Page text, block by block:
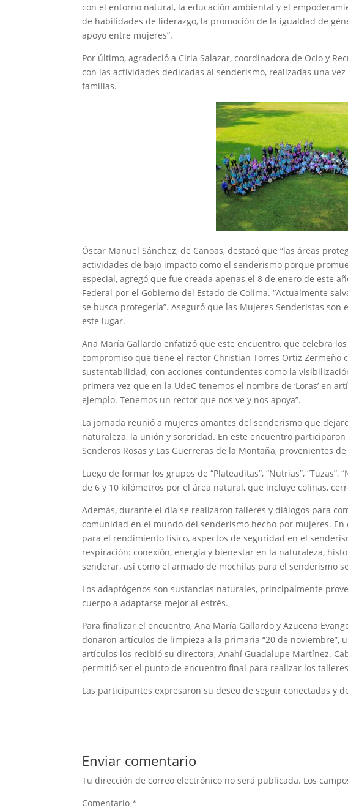
con el entorno natural, la educación ambiental y el
de habilidades de liderazgo, la promoción de la igualdad de
apoyo entre mujeres”.
Por último, agradeció a Ciria Salazar, coordinadora de Ocio y
con las actividades dedicadas al senderismo, realizadas una
familias.
Óscar Manuel Sánchez, de Canoas, destacó que “las áreas
actividades de bajo impacto como el senderismo porque
especial, agregó que fue creada apenas el 8 de enero de este
Federal por el Gobierno del Estado de Colima. “Actualmente
se busca protegerla”. Aseguró que las Mujeres Senderistas
este lugar.
Ana María Gallardo enfatizó que este encuentro, que celebra
compromiso que tiene el rector Christian Torres Ortiz Zermeño
sustentabilidad, con acciones contundentes como la
primera vez que en la UdeC tenemos el nombre de ‘Loras’ en
ejemplo. Tenemos un rector que nos ve y nos apoya”.
La jornada reunió a mujeres amantes del senderismo que
naturaleza, la unión y sororidad. En este encuentro
Senderos Rosas y Las Guerreras de la Montaña, provenientes
Luego de formar los grupos de “Plateaditas”, “Nutrias”, “Tuzas”,
de 6 y 10 kilómetros por el área natural, que incluye colinas,
Además, durante el día se realizaron talleres y diálogos para
comunidad en el mundo del senderismo hecho por mujeres.
para el rendimiento físico, aspectos de seguridad en el
respiración: conexión, energía y bienestar en la naturaleza,
senderar, así como el armado de mochilas para el senderismo
Los adaptógenos son sustancias naturales, principalmente
cuerpo a adaptarse mejor al estrés.
Para finalizar el encuentro, Ana María Gallardo y Azucena
donaron artículos de limpieza a la primaria “20 de noviembre”,
artículos los recibió su directora, Anahí Guadalupe Martínez.
permitió ser el punto de encuentro final para realizar los
Las participantes expresaron su deseo de seguir conectadas y
Enviar comentario
Tu dirección de correo electrónico no será publicada. Los
Comentario*